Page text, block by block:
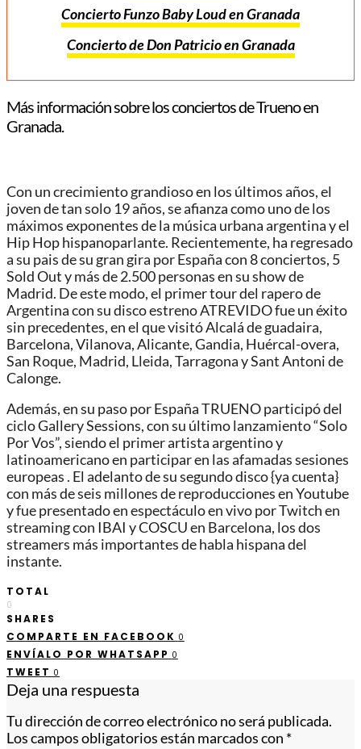
Concierto Funzo Baby Loud en Granada
Concierto de Don Patricio en Granada
Más información sobre los conciertos de Trueno en
Granada.
Con un crecimiento grandioso en los últimos años, el
joven de tan solo 19 años, se afianza como uno de los
máximos exponentes de la música urbana argentina y el
Hip Hop hispanoparlante. Recientemente, ha regresado
a su pais de su gran gira por España con 8 conciertos, 5
Sold Out y más de 2.500 personas en su show de
Madrid. De este modo, el primer tour del rapero de
Argentina con su disco estreno ATREVIDO fue un éxito
sin precedentes, en el que visitó Alcalá de guadaira,
Barcelona, Vilanova, Alicante, Gandia, Huércal-overa,
San Roque, Madrid, Lleida, Tarragona y Sant Antoni de
Calonge.
Además, en su paso por España TRUENO participó del
ciclo Gallery Sessions, con su último lanzamiento “Solo
Por Vos”, siendo el primer artista argentino y
latinoamericano en participar en las afamadas sesiones
europeas . El adelanto de su segundo disco {ya cuenta}
con más de seis millones de reproducciones en Youtube
y fue presentado en espectáculo en vivo por Twitch en
streaming con IBAI y COSCU en Barcelona, los dos
streamers más importantes de habla hispana del
instante.
TOTAL
0
SHARES
COMPARTE EN FACEBOOK 0
ENVÍALO POR WHATSAPP 0
TWEET 0
Deja una respuesta
Tu dirección de correo electrónico no será publicada.
Los campos obligatorios están marcados con *